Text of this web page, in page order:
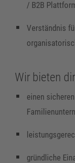
/ B2B
Verständnis
Wir bieten
einen
gründliche